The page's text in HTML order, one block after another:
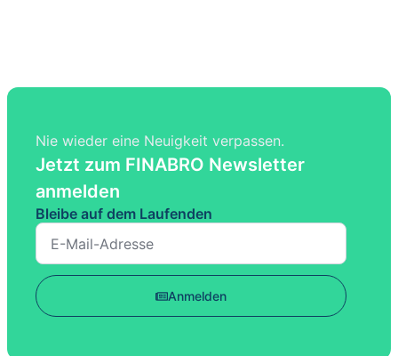
Bleibe auf dem Laufenden
Jetzt zum FINABRO Newsletter
anmelden
Nie wieder eine Neuigkeit verpassen.
Anmelden